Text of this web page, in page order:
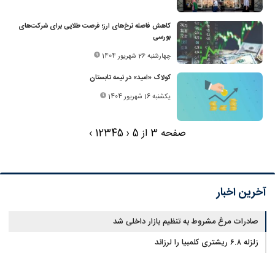
کاهش فاصله نرخ‌های ارز؛ فرصت طلایی برای شرکت‌های
بورسی
چهارشنبه 26 شهریور 1404
کولاک «امید» در نیمه تابستان
یکشنبه 16 شهریور 1404
صفحه 3 از 5 ‹
12345
›
آخرین اخبار
صادرات مرغ مشروط به تنظیم بازار داخلی شد
زلزله ۶.۸ ریشتری کلمبیا را لرزاند